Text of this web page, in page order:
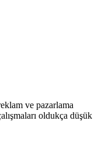
ve pazarlama
oldukça düşük